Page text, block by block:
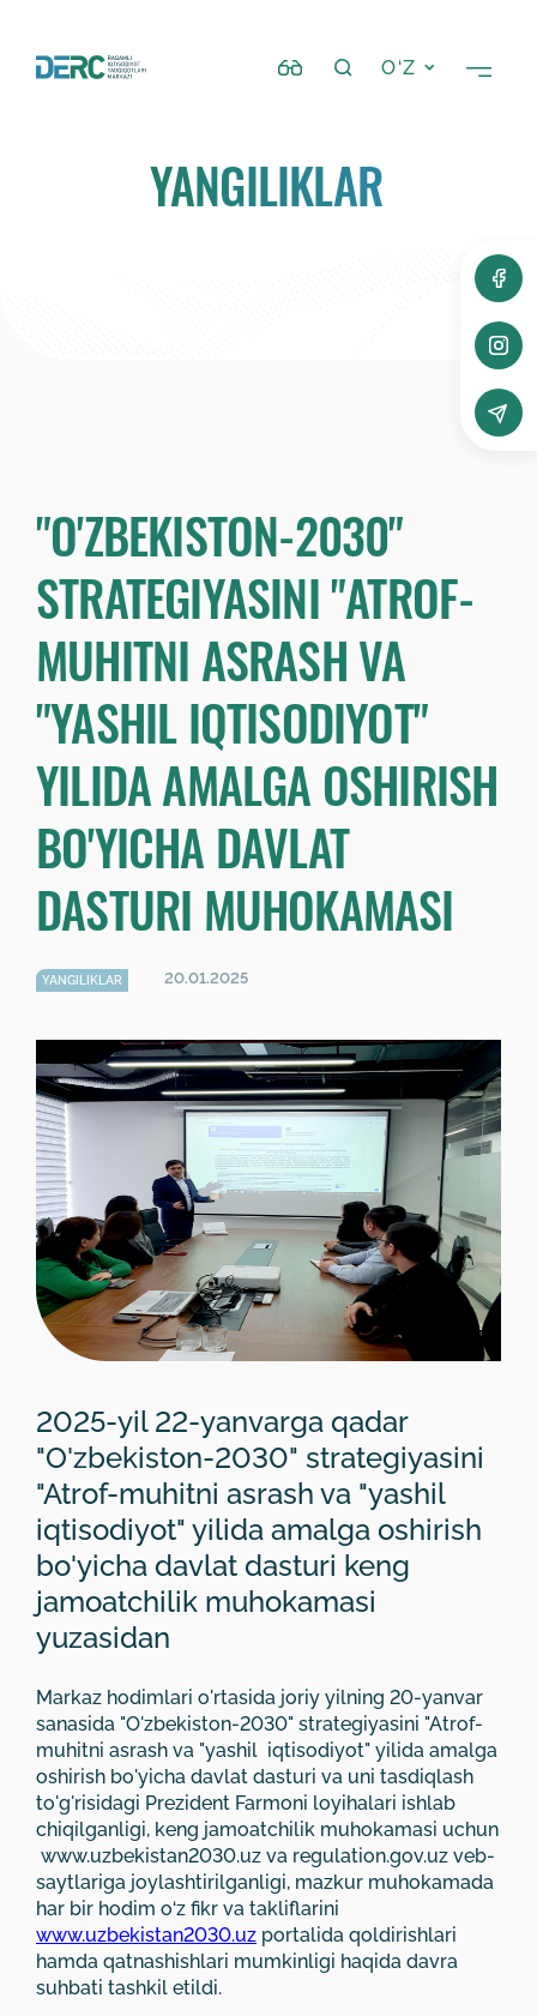
O‘Z
YANGILIKLAR
"O'ZBEKISTON-2030"
STRATEGIYASINI "ATROF-
MUHITNI ASRASH VA
"YASHIL IQTISODIYOT"
YILIDA AMALGA OSHIRISH
BO'YICHA DAVLAT
DASTURI MUHOKAMASI
YANGILIKLAR 20.01.2025
2025-yil 22-yanvarga qadar
"O'zbekiston-2030" strategiyasini
"Atrof-muhitni asrash va "yashil
iqtisodiyot" yilida amalga oshirish
bo'yicha davlat dasturi keng
jamoatchilik muhokamasi
yuzasidan
Markaz hodimlari o'rtasida joriy yilning 20-yanvar
sanasida "O'zbekiston-2030" strategiyasini "Atrof-
muhitni asrash va "yashil iqtisodiyot" yilida amalga
oshirish bo'yicha davlat dasturi va uni tasdiqlash
to'g'risidagi Prezident Farmoni loyihalari ishlab
chiqilganligi, keng jamoatchilik muhokamasi uchun
www.uzbekistan2030.uz va regulation.gov.uz veb-
saytlariga joylashtirilganligi, mazkur muhokamada
har bir hodim o‘z fikr va takliflarini
www.uzbekistan2030.uz portalida qoldirishlari
hamda qatnashishlari mumkinligi haqida davra
suhbati tashkil etildi.